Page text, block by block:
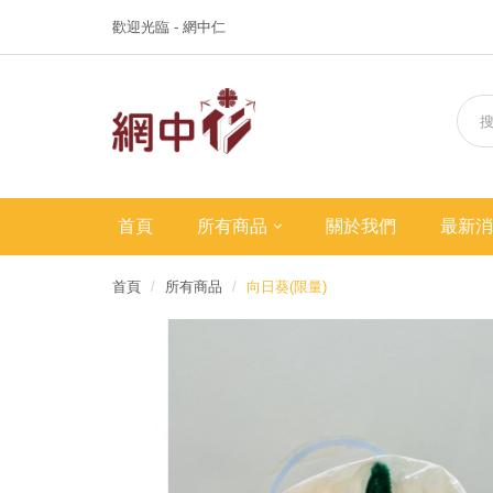
歡迎光臨 - 網中仁
首頁 所有商品 關於我們 最新
首頁 所有商品 向日葵(限量)